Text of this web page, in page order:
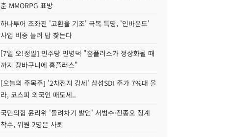
춘 MMORPG 표방
하나투어 조좌진 '고환율 기조' 극복 특명, '인바운드'
사업 비중 늘려 답 찾는다
[7일 오!정말] 민주당 민병덕 "홈플러스가 정상화될 때
까지 장바구니에 홈플러스"
[오늘의 주목주] '2차전지 강세' 삼성SDI 주가 7%대 올
라, 코스피 외국인 매도세..
국민의힘 윤리위 '돌려차기 발언' 서범수·진종오 징계
착수, 위원 2명은 사퇴